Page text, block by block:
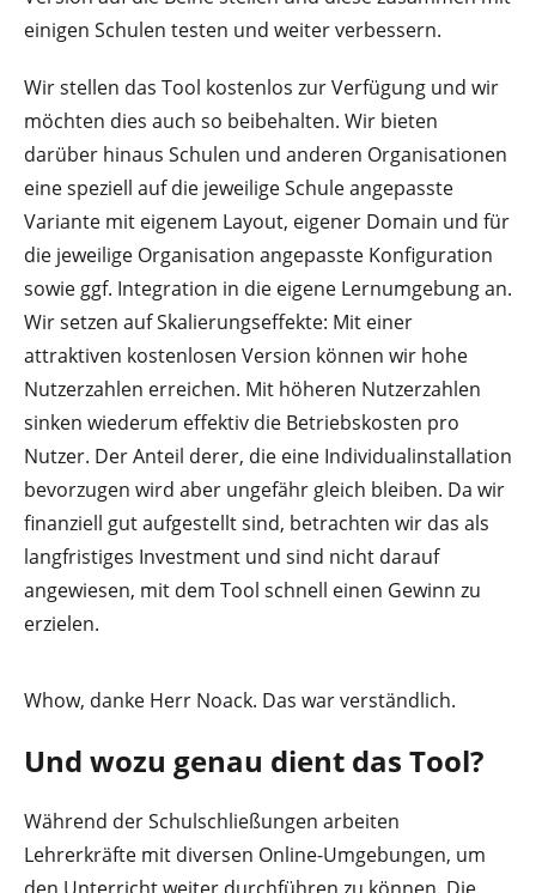
einigen Schulen testen und weiter verbessern.
Wir stellen das Tool kostenlos zur Verfügung und wir
möchten dies auch so beibehalten. Wir bieten
darüber hinaus Schulen und anderen Organisationen
eine speziell auf die jeweilige Schule angepasste
Variante mit eigenem Layout, eigener Domain und für
die jeweilige Organisation angepasste Konfiguration
sowie ggf. Integration in die eigene Lernumgebung an.
Wir setzen auf Skalierungseffekte: Mit einer
attraktiven kostenlosen Version können wir hohe
Nutzerzahlen erreichen. Mit höheren Nutzerzahlen
sinken wiederum effektiv die Betriebskosten pro
Nutzer. Der Anteil derer, die eine Individualinstallation
bevorzugen wird aber ungefähr gleich bleiben. Da wir
finanziell gut aufgestellt sind, betrachten wir das als
langfristiges Investment und sind nicht darauf
angewiesen, mit dem Tool schnell einen Gewinn zu
erzielen.
Whow, danke Herr Noack. Das war verständlich.
Und wozu genau dient das Tool?
Während der Schulschließungen arbeiten
Lehrerkräfte mit diversen Online-Umgebungen, um